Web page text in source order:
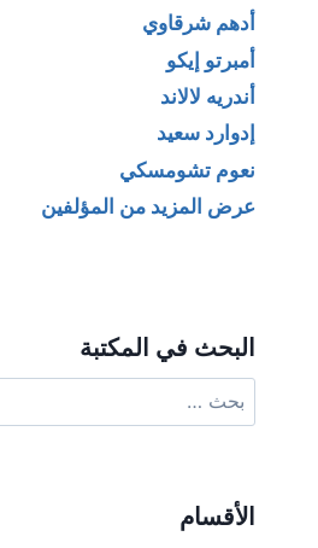
أدهم شرقاوي
أمبرتو إيكو
أندريه لالاند
إدوارد سعيد
نعوم تشومسكي
عرض المزيد من المؤلفين
البحث في المكتبة
عن:
الأقسام